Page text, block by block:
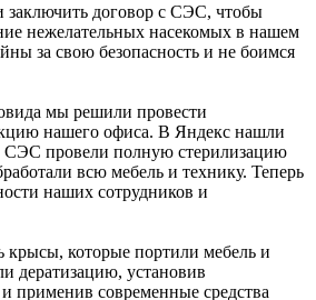
договор с СЭС, чтобы
нежелательных насекомых в нашем
за свою безопасность и не боимся
мы решили провести
нашего офиса. В Яндекс нашли
провели полную стерилизацию
всю мебель и технику. Теперь
наших сотрудников и
крысы, которые портили мебель и
дератизацию, установив
применив современные средства